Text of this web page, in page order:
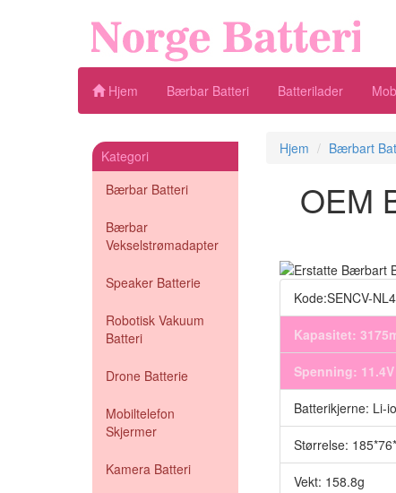
Hjem Bærbar Batteri Batterilader
Kategori
Bærbar Batteri
Bærbar
Vekselstrømadapter
Speaker Batterie
Robotisk Vakuum
Batteri
Drone Batterie
Mobiltelefon
Skjermer
Kamera Batteri
Hjem Bærbart
OEM
Kode:SENCV-
Kapasitet:
Spenning: 11.4V
Batterikjerne: Li-
Størrelse:
Vekt: 158.8g